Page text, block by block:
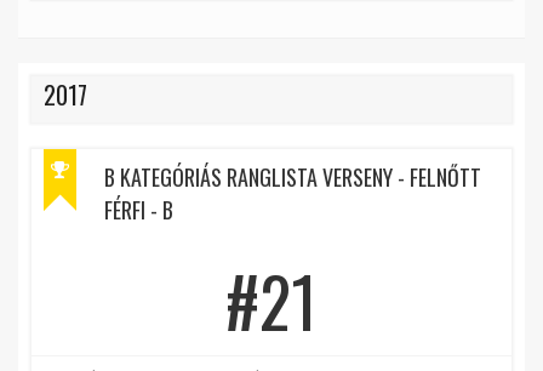
2017
B KATEGÓRIÁS RANGLISTA VERSENY - FELNŐTT
FÉRFI - B
#21